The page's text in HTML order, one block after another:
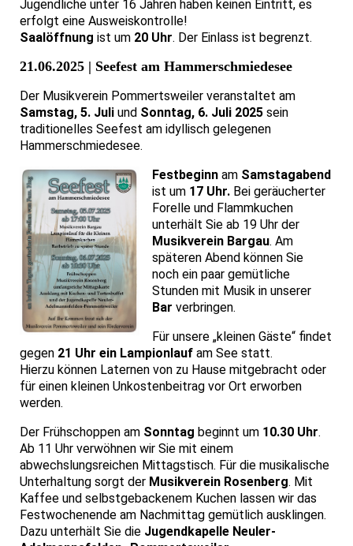
Jugendliche unter 16 Jahren haben keinen Eintritt, es
erfolgt eine Ausweiskontrolle!
Saalöffnung ist um 20 Uhr. Der Einlass ist begrenzt.
21.06.2025 | Seefest am Hammerschmiedesee
Der Musikverein Pommertsweiler veranstaltet am
Samstag, 5. Juli und Sonntag, 6. Juli 2025 sein
traditionelles Seefest am idyllisch gelegenen
Hammerschmiedesee.
Festbeginn am Samstagabend
ist um 17 Uhr. Bei geräucherter
Forelle und Flammkuchen
unterhält Sie ab 19 Uhr der
Musikverein Bargau. Am
späteren Abend können Sie
noch ein paar gemütliche
Stunden mit Musik in unserer
Bar verbringen.
Für unsere „kleinen Gäste“ findet
gegen 21 Uhr ein Lampionlauf am See statt.
Hierzu können Laternen von zu Hause mitgebracht oder
für einen kleinen Unkostenbeitrag vor Ort erworben
werden.
Der Frühschoppen am Sonntag beginnt um 10.30 Uhr.
Ab 11 Uhr verwöhnen wir Sie mit einem
abwechslungsreichen Mittagstisch. Für die musikalische
Unterhaltung sorgt der Musikverein Rosenberg. Mit
Kaffee und selbstgebackenem Kuchen lassen wir das
Festwochenende am Nachmittag gemütlich ausklingen.
Dazu unterhält Sie die Jugendkapelle Neuler-